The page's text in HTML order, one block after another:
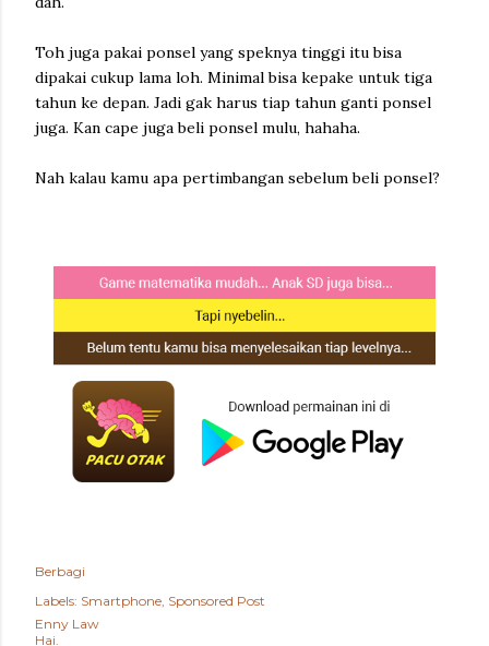
Toh juga pakai ponsel yang speknya tinggi itu bisa
dipakai cukup lama loh. Minimal bisa kepake untuk tiga
tahun ke depan. Jadi gak harus tiap tahun ganti ponsel
juga. Kan cape juga beli ponsel mulu, hahaha.
Nah kalau kamu apa pertimbangan sebelum beli ponsel?
Berbagi
Labels: Smartphone Sponsored Post
Enny Law
Hai.